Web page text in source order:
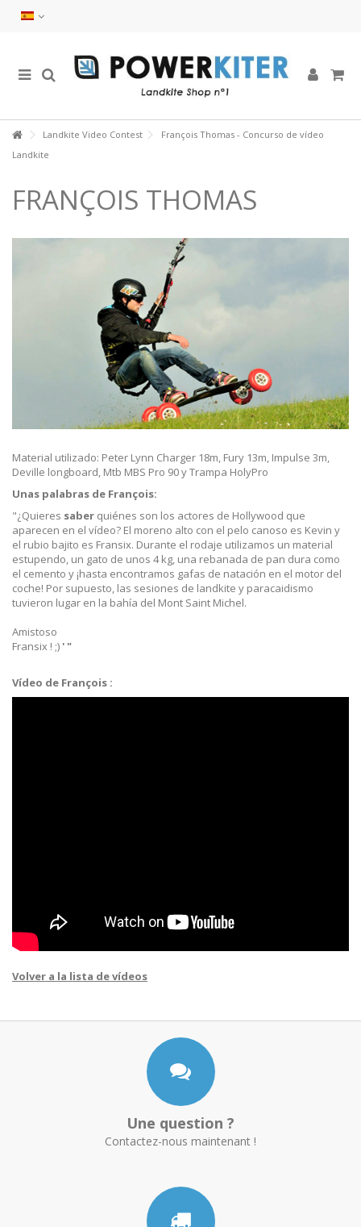
Landkite Video Contest
François Thomas - Concurso de vídeo
Landkite
FRANÇOIS THOMAS
Material utilizado: Peter Lynn Charger 18m, Fury 13m, Impulse 3m,
Deville longboard, Mtb MBS Pro 90 y Trampa HolyPro
Unas palabras de François:
"¿Quieres saber quiénes son los actores de Hollywood que
aparecen en el vídeo? El moreno alto con el pelo canoso es Kevin y
el rubio bajito es Fransix. Durante el rodaje utilizamos un material
estupendo, un gato de unos 4 kg, una rebanada de pan dura como
el cemento y ¡hasta encontramos gafas de natación en el motor del
coche! Por supuesto, las sesiones de landkite y paracaidismo
tuvieron lugar en la bahía del Mont Saint Michel.
Amistoso
Fransix ! ;) ' "
Vídeo de François :
Volver a la lista de vídeos
Une question ?
Contactez-nous maintenant !